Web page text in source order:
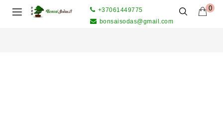
0
+37061449775
bonsaisodas@gmail.com